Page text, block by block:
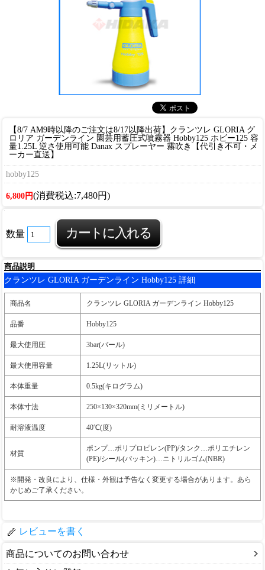
【8/7 AM9時以降のご注文は8/17以降出荷】クランツレ GLORIA グ
ロリア ガーデンライン 園芸用蓄圧式噴霧器 Hobby125 ホビー125 容
量1.25L 逆さ使用可能 Danax スプレーヤー 霧吹き【代引き不可・メ
ーカー直送】
hobby125
6,800円(消費税込:7,480円)
数量
商品説明
クランツレ GLORIA ガーデンライン Hobby125 詳細
商品名 クランツレ GLORIA ガーデンライン Hobby125
品番 Hobby125
最大使用圧 3bar(バール)
最大使用容量 1.25L(リットル)
本体重量 0.5kg(キログラム)
本体寸法 250×130×320mm(ミリメートル)
耐溶液温度 40℃(度)
材質
ポンプ…ポリプロピレン(PP)/タンク…ポリエチレン
(PE)/シール(パッキン)…ニトリルゴム(NBR)
※開発・改良により、仕様・外観は予告なく変更する場合があります。あら
かじめご了承ください。
レビューを書く
商品についてのお問い合わせ